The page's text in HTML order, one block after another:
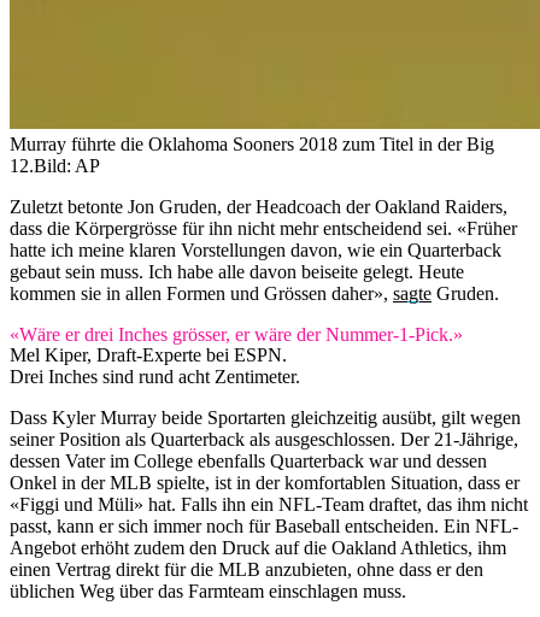
Murray führte die Oklahoma Sooners 2018 zum Titel in der Big
12.Bild: AP
Zuletzt betonte Jon Gruden, der Headcoach der Oakland Raiders,
dass die Körpergrösse für ihn nicht mehr entscheidend sei. «Früher
hatte ich meine klaren Vorstellungen davon, wie ein Quarterback
gebaut sein muss. Ich habe alle davon beiseite gelegt. Heute
kommen sie in allen Formen und Grössen daher», sagte Gruden.
«Wäre er drei Inches grösser, er wäre der Nummer-1-Pick.»
Mel Kiper, Draft-Experte bei ESPN.
Drei Inches sind rund acht Zentimeter.
Dass Kyler Murray beide Sportarten gleichzeitig ausübt, gilt wegen
seiner Position als Quarterback als ausgeschlossen. Der 21-Jährige,
dessen Vater im College ebenfalls Quarterback war und dessen
Onkel in der MLB spielte, ist in der komfortablen Situation, dass er
«Figgi und Müli» hat. Falls ihn ein NFL-Team draftet, das ihm nicht
passt, kann er sich immer noch für Baseball entscheiden. Ein NFL-
Angebot erhöht zudem den Druck auf die Oakland Athletics, ihm
einen Vertrag direkt für die MLB anzubieten, ohne dass er den
üblichen Weg über das Farmteam einschlagen muss.